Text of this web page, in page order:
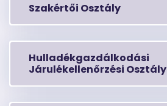
Szakértői Osztály
Hulladékgazdálkodási
Járulékellenőrzési Osztály